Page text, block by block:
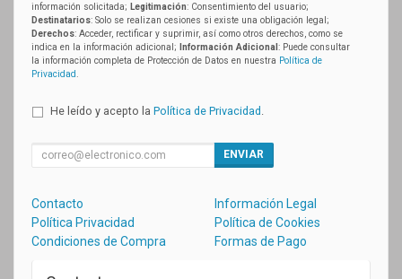
información solicitada; Legitimación: Consentimiento del usuario;
Destinatarios: Solo se realizan cesiones si existe una obligación legal;
Derechos: Acceder, rectificar y suprimir, así como otros derechos, como se
indica en la información adicional;
Información Adicional : Puede consultar
la información completa de Protección de Datos en nuestra Política de
Privacidad
He leído y acepto la Política de Privacidad
ENVIAR
Contacto
Información Legal
Política Privacidad
Política de Cookies
Condiciones de Compra
Formas de Pago